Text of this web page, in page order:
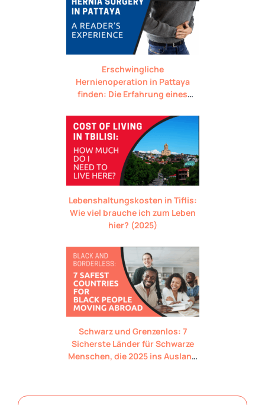
Erschwingliche
Hernienoperation in Pattaya
finden: Die Erfahrung eines
Lebenshaltungskosten in Tiflis:
Wie viel brauche ich zum Leben
hier? (2025)
Schwarz und Grenzenlos: 7
Sicherste Länder für Schwarze
Menschen, die 2025 ins Ausland